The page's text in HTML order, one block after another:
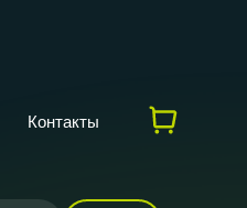
Контакты